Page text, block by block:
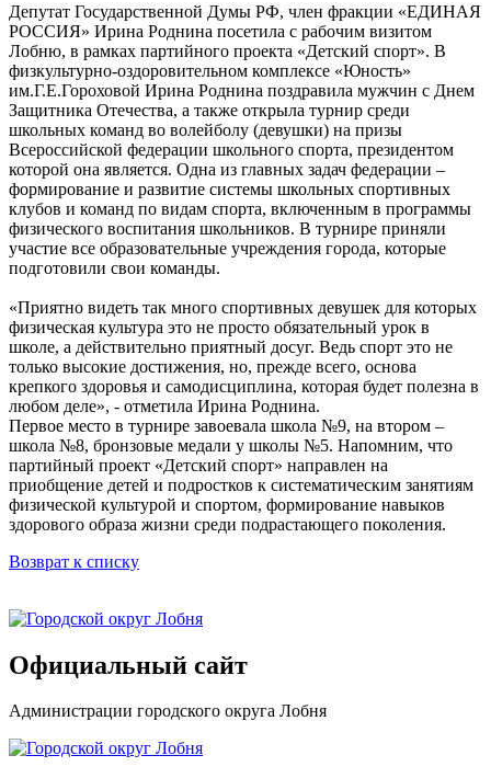
Депутат Государственной Думы РФ, член фракции «ЕДИНАЯ
РОССИЯ» Ирина Роднина посетила с рабочим визитом
Лобню, в рамках партийного проекта «Детский спорт». В
физкультурно-оздоровительном комплексе «Юность»
им.Г.Е.Гороховой Ирина Роднина поздравила мужчин с Днем
Защитника Отечества, а также открыла турнир среди
школьных команд во волейболу (девушки) на призы
Всероссийской федерации школьного спорта, президентом
которой она является. Одна из главных задач федерации –
формирование и развитие системы школьных спортивных
клубов и команд по видам спорта, включенным в программы
физического воспитания школьников. В турнире приняли
участие все образовательные учреждения города, которые
подготовили свои команды.
«Приятно видеть так много спортивных девушек для которых
физическая культура это не просто обязательный урок в
школе, а действительно приятный досуг. Ведь спорт это не
только высокие достижения, но, прежде всего, основа
крепкого здоровья и самодисциплина, которая будет полезна в
любом деле», - отметила Ирина Роднина.
Первое место в турнире завоевала школа №9, на втором –
школа №8, бронзовые медали у школы №5. Напомним, что
партийный проект «Детский спорт» направлен на
приобщение детей и подростков к систематическим занятиям
физической культурой и спортом, формирование навыков
здорового образа жизни среди подрастающего поколения.
Возврат к списку
Официальный сайт
Администрации городского округа Лобня